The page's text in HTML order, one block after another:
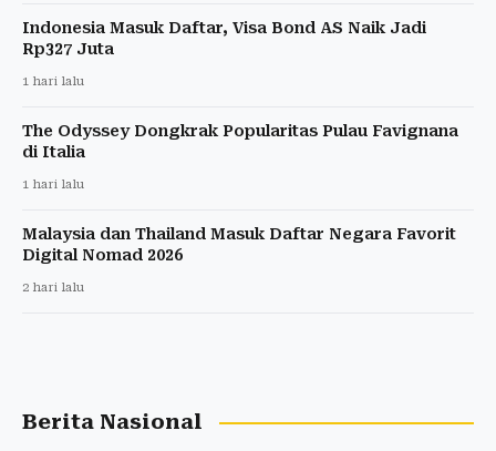
Indonesia Masuk Daftar, Visa Bond AS Naik Jadi
Rp327 Juta
1 hari lalu
The Odyssey Dongkrak Popularitas Pulau Favignana
di Italia
1 hari lalu
Malaysia dan Thailand Masuk Daftar Negara Favorit
Digital Nomad 2026
2 hari lalu
Berita Nasional